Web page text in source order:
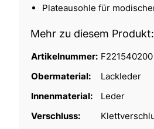
Plateausohle für
Mehr zu diesem Produkt:
Artikelnummer: F221540200
Obermaterial:
Lackleder
Innenmaterial:
Leder
Verschluss: